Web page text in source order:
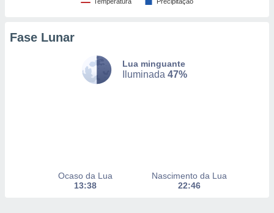
nós e
Fase Lunar
Lua minguante
Iluminada 47%
Ocaso da Lua
13:38
Nascimento da Lua
22:46